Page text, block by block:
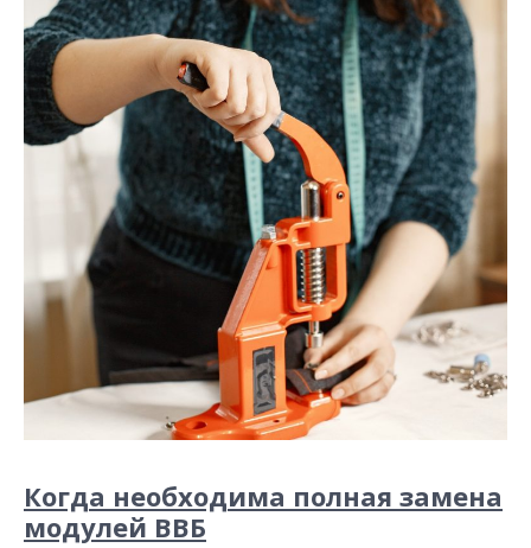
Когда необходима полная замена
модулей ВВБ